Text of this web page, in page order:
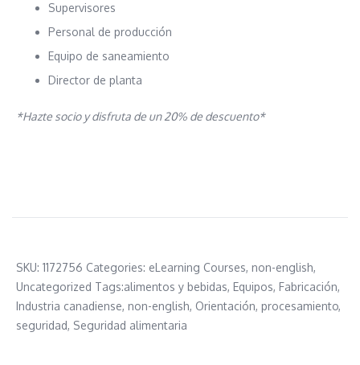
Supervisores
Personal de producción
Equipo de saneamiento
Director de planta
*Hazte socio y disfruta de un 20% de descuento*
SKU: 1172756 Categories: eLearning Courses, non-english,
Uncategorized Tags:alimentos y bebidas, Equipos, Fabricación,
Industria canadiense, non-english, Orientación, procesamiento,
seguridad, Seguridad alimentaria